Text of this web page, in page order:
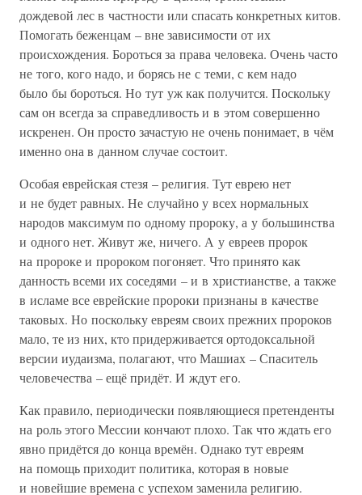
дождевой лес в частности или спасать конкретных китов.
Помогать беженцам – вне зависимости от их
происхождения. Бороться за права человека. Очень часто
не того, кого надо, и борясь не с теми, с кем надо
было бы бороться. Но тут уж как получится. Поскольку
сам он всегда за справедливость и в этом совершенно
искренен. Он просто зачастую не очень понимает, в чём
именно она в данном случае состоит.
Особая еврейская стезя – религия. Тут еврею нет
и не будет равных. Не случайно у всех нормальных
народов максимум по одному пророку, а у большинства
и одного нет. Живут же, ничего. А у евреев пророк
на пророке и пророком погоняет. Что принято как
данность всеми их соседями – и в христианстве, а также
в исламе все еврейские пророки признаны в качестве
таковых. Но поскольку евреям своих прежних пророков
мало, те из них, кто придерживается ортодоксальной
версии иудаизма, полагают, что Машиах – Спаситель
человечества – ещё придёт. И ждут его.
Как правило, периодически появляющиеся претенденты
на роль этого Мессии кончают плохо. Так что ждать его
явно придётся до конца времён. Однако тут евреям
на помощь приходит политика, которая в новые
и новейшие времена с успехом заменила религию.